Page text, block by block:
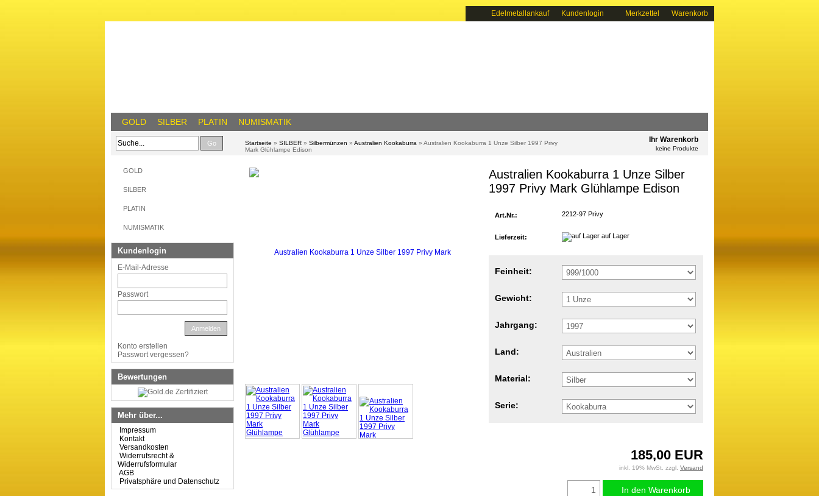
Edelmetallankauf Kundenlogin Merkzettel Warenkorb
GOLD SILBER PLATIN NUMISMATIK
Go Startseite » SILBER » Silbermünzen » Australien Kookaburra » Australien Kookaburra 1 Unze Silber 1997 Privy
Mark Glühlampe Edison
Ihr Warenkorb
keine Produkte
Australien Kookaburra 1 Unze Silber
1997 Privy Mark Glühlampe Edison
Art.Nr.: 2212-97 Privy
Lieferzeit: auf Lager
Feinheit:
Gewicht:
Jahrgang:
Land:
Material:
Serie:
185,00 EUR
inkl. 19% MwSt. zzgl. Versand
In den Warenkorb
GOLD
SILBER
PLATIN
NUMISMATIK
Kundenlogin
E-Mail-Adresse
Passwort
Anmelden
Konto erstellen
Passwort vergessen?
Bewertungen
Mehr über...
Impressum
Kontakt
Versandkosten
Widerrufsrecht &
Widerrufsformular
AGB
Privatsphäre und Datenschutz